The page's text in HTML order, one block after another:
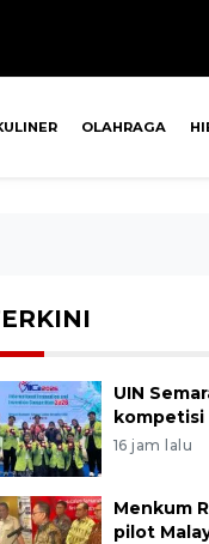
OLAHRAGA
UIN
kompetisi
16 jam lalu
Menkum
pilot